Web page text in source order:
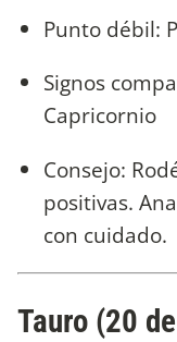
Punto débil:
Signos
Capricornio
Consejo:
positivas.
con cuidado.
Tauro (20